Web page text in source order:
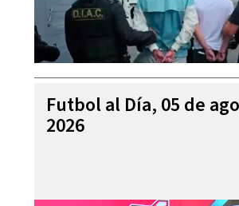
Futbol al Día, 05 de
2026